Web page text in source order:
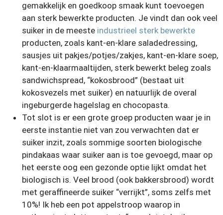
gemakkelijk en goedkoop smaak kunt toevoegen
aan sterk bewerkte producten. Je vindt dan ook veel
suiker in de meeste industrieel sterk bewerkte
producten, zoals kant-en-klare saladedressing,
sausjes uit pakjes/potjes/zakjes, kant-en-klare soep,
kant-en-klaarmaaltijden, sterk bewerkt beleg zoals
sandwichspread, “kokosbrood” (bestaat uit
kokosvezels met suiker) en natuurlijk de overal
ingeburgerde hagelslag en chocopasta.
Tot slot is er een grote groep producten waar je in
eerste instantie niet van zou verwachten dat er
suiker inzit, zoals sommige soorten biologische
pindakaas waar suiker aan is toe gevoegd, maar op
het eerste oog een gezonde optie lijkt omdat het
biologisch is. Veel brood (ook bakkersbrood) wordt
met geraffineerde suiker “verrijkt”, soms zelfs met
10%! Ik heb een pot appelstroop waarop in